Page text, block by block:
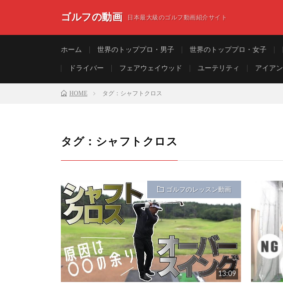
ゴルフの動画 日本最大級のゴルフ動画紹介サイト
ホーム 世界のトッププロ・男子 世界のトッププロ・女子
ドライバー フェアウェイウッド ユーテリティ アイアン
HOME タグ：シャフトクロス
タグ：シャフトクロス
ゴルフのレッスン動画
13:09